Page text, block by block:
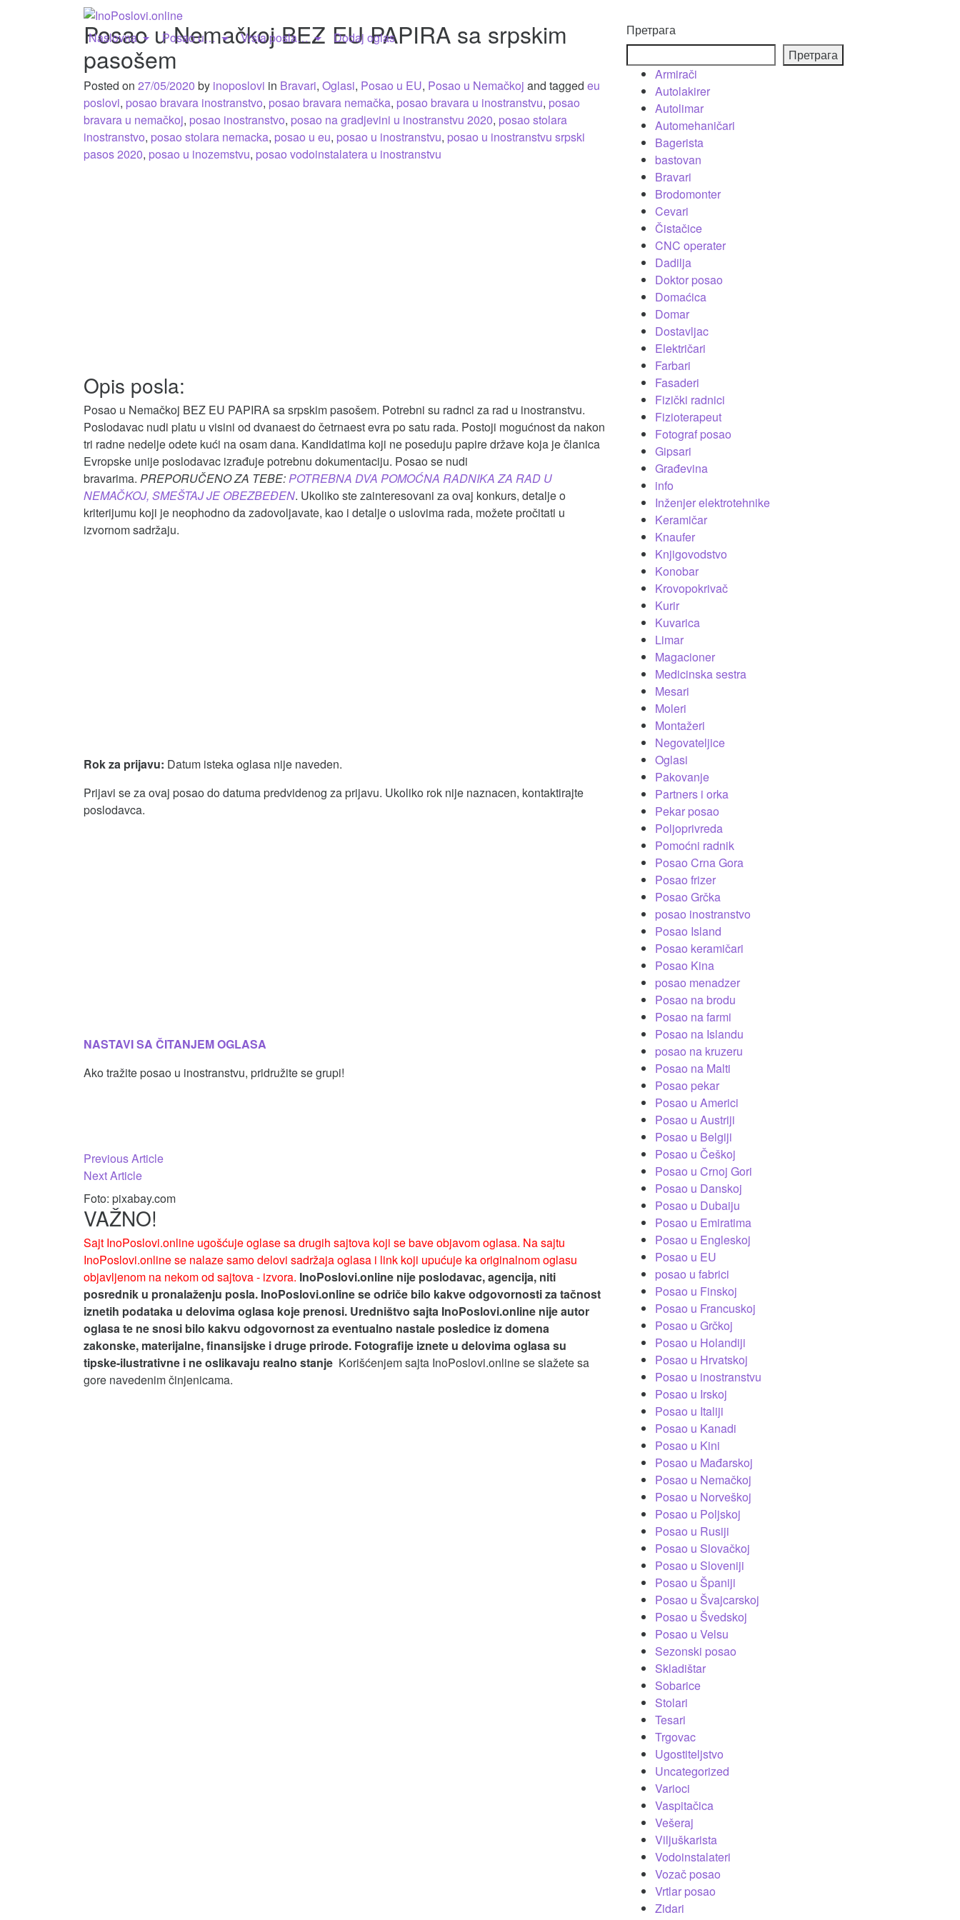
Naslovna Posao u… Vrsta posla… Dodaj oglas
Posao u Nemačkoj BEZ EU PAPIRA sa srpskim
pasošem
Posted on 27/05/2020 by inoposlovi in Bravari, Oglasi, Posao u EU, Posao u Nemačkoj and tagged eu
poslovi, posao bravara inostranstvo, posao bravara nemačka, posao bravara u inostranstvu, posao
bravara u nemačkoj, posao inostranstvo, posao na gradjevini u inostranstvu 2020, posao stolara
inostranstvo, posao stolara nemacka, posao u eu, posao u inostranstvu, posao u inostranstvu srpski
pasos 2020, posao u inozemstvu, posao vodoinstalatera u inostranstvu
Opis posla:
Posao u Nemačkoj BEZ EU PAPIRA sa srpskim pasošem. Potrebni su radnci za rad u inostranstvu.
Poslodavac nudi platu u visini od dvanaest do četrnaest evra po satu rada. Postoji mogućnost da nakon
tri radne nedelje odete kući na osam dana. Kandidatima koji ne poseduju papire države koja je članica
Evropske unije poslodavac izrađuje potrebnu dokumentaciju. Posao se nudi
bravarima. PREPORUČENO ZA TEBE:POTREBNA DVA POMOĆNA RADNIKA ZA RAD U
NEMAČKOJ, SMEŠTAJ JE OBEZBEĐEN. Ukoliko ste zainteresovani za ovaj konkurs, detalje o
kriterijumu koji je neophodno da zadovoljavate, kao i detalje o uslovima rada, možete pročitati u
izvornom sadržaju.
Rok za prijavu: Datum isteka oglasa nije naveden.
Prijavi se za ovaj posao do datuma predvidenog za prijavu. Ukoliko rok nije naznacen, kontaktirajte
poslodavca.
NASTAVI SA ČITANJEM OGLASA
Ako tražite posao u inostranstvu, pridružite se grupi!
Кретање
чланка
Previous Article
Next Article
Foto: pixabay.com
VAŽNO!
Sajt InoPoslovi.online ugošćuje oglase sa drugih sajtova koji se bave objavom oglasa. Na sajtu
InoPoslovi.online se nalaze samo delovi sadržaja oglasa i link koji upućuje ka originalnom oglasu
objavljenom na nekom od sajtova - izvora. InoPoslovi.online nije poslodavac, agencija, niti
posrednik u pronalaženju posla. InoPoslovi.online se odriče bilo kakve odgovornosti za tačnost
iznetih podataka u delovima oglasa koje prenosi. Uredništvo sajta InoPoslovi.online nije autor
oglasa te ne snosi bilo kakvu odgovornost za eventualno nastale posledice iz domena
zakonske, materijalne, finansijske i druge prirode. Fotografije iznete u delovima oglasa su
tipske-ilustrativne i ne oslikavaju realno stanje Korišćenjem sajta InoPoslovi.online se slažete sa
gore navedenim činjenicama.
Претрага
Претрага
Armirači
Autolakirer
Autolimar
Automehaničari
Bagerista
bastovan
Bravari
Brodomonter
Cevari
Čistačice
CNC operater
Dadilja
Doktor posao
Domaćica
Domar
Dostavljac
Električari
Farbari
Fasaderi
Fizički radnici
Fizioterapeut
Fotograf posao
Gipsari
Građevina
info
Inženjer elektrotehnike
Keramičar
Knaufer
Knjigovodstvo
Konobar
Krovopokrivač
Kurir
Kuvarica
Limar
Magacioner
Medicinska sestra
Mesari
Moleri
Montažeri
Negovateljice
Oglasi
Pakovanje
Partners i orka
Pekar posao
Poljoprivreda
Pomoćni radnik
Posao Crna Gora
Posao frizer
Posao Grčka
posao inostranstvo
Posao Island
Posao keramičari
Posao Kina
posao menadzer
Posao na brodu
Posao na farmi
Posao na Islandu
posao na kruzeru
Posao na Malti
Posao pekar
Posao u Americi
Posao u Austriji
Posao u Belgiji
Posao u Češkoj
Posao u Crnoj Gori
Posao u Danskoj
Posao u Dubaiju
Posao u Emiratima
Posao u Engleskoj
Posao u EU
posao u fabrici
Posao u Finskoj
Posao u Francuskoj
Posao u Grčkoj
Posao u Holandiji
Posao u Hrvatskoj
Posao u inostranstvu
Posao u Irskoj
Posao u Italiji
Posao u Kanadi
Posao u Kini
Posao u Mađarskoj
Posao u Nemačkoj
Posao u Norveškoj
Posao u Poljskoj
Posao u Rusiji
Posao u Slovačkoj
Posao u Sloveniji
Posao u Španiji
Posao u Švajcarskoj
Posao u Švedskoj
Posao u Velsu
Sezonski posao
Skladištar
Sobarice
Stolari
Tesari
Trgovac
Ugostiteljstvo
Uncategorized
Varioci
Vaspitačica
Vešeraj
Viljuškarista
Vodoinstalateri
Vozač posao
Vrtlar posao
Zidari